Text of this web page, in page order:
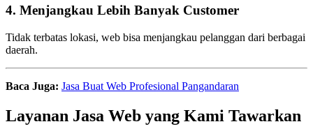
4. Menjangkau Lebih Banyak Customer
Tidak terbatas lokasi, web bisa menjangkau pelanggan dari berbagai
daerah.
Baca Juga: Jasa Buat Web Profesional Pangandaran
Layanan Jasa Web yang Kami Tawarkan